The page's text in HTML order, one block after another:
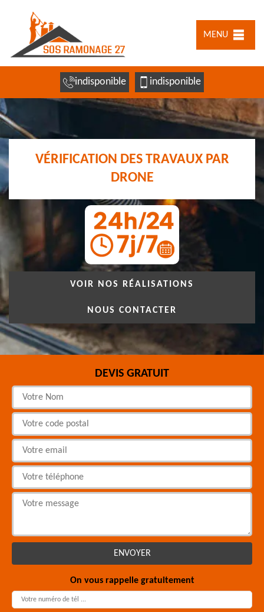
MENU
indisponible indisponible
VÉRIFICATION DES TRAVAUX PAR
DRONE
VOIR NOS RÉALISATIONS
NOUS CONTACTER
DEVIS GRATUIT
On vous rappelle gratuitement